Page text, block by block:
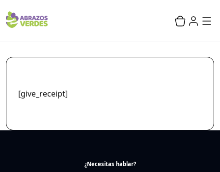
[give_receipt]
¿Necesitas hablar?